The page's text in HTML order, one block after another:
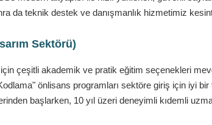
da teknik destek ve danışmanlık hizmetimiz
Sektörü)
çeşitli akademik ve pratik eğitim seçenekleri
önlisans programları sektöre giriş için iyi
başlarken, 10 yıl üzeri deneyimli kıdemli